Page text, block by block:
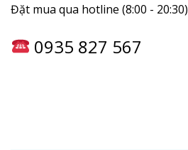
Đặt mua qua hotline (8:00 - 20:30)
0935 827 567